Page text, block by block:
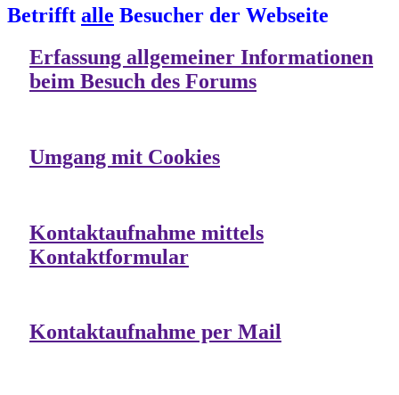
Betrifft alle Besucher der Webseite
Erfassung allgemeiner Informationen
beim Besuch des Forums
Umgang mit Cookies
Kontaktaufnahme mittels
Kontaktformular
Kontaktaufnahme per Mail